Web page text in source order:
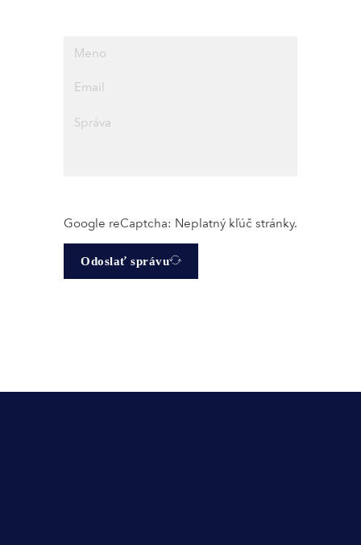
Google reCaptcha: Neplatný kľúč stránky.
Odoslať správu